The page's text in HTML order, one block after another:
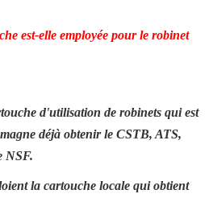
est-elle employée pour le robinet
d'utilisation de robinets qui est
déjà obtenir le CSTB, ATS,
NSF.
la cartouche locale qui obtient